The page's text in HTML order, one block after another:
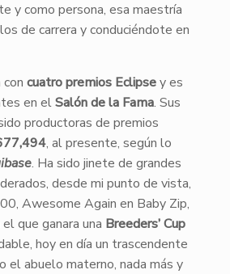
y como persona, esa maestría
de carrera y conduciéndote en
cuatro premios Eclipsey es
en elSalón de la Fama. Sus
productoras de premios
, al presente, según lo
. Ha sido jinete de grandes
desde mi punto de vista,
Awesome Again en Baby Zip,
que ganara una Breeders’ Cup
hoy en día un trascendente
el abuelo materno, nada más y